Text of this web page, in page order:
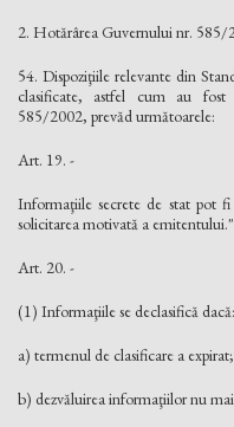
2. Hotărârea Guvernului nr. 585/
54. Dispoziţiile relevante din
clasificate, astfel cum au
585/2002, prevăd următoarele:
Art. 19. -
Informaţiile secrete de stat pot
solicitarea motivată a emitentului."
Art. 20. -
(1) Informaţiile se declasifică dacă:
a) termenul de clasificare a expirat;
b) dezvăluirea informaţiilor nu